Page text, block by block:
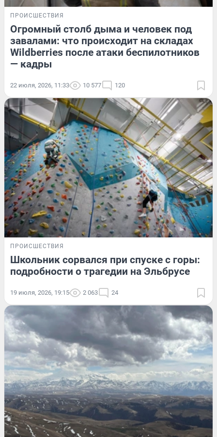
ПРОИСШЕСТВИЯ
Огромный столб дыма и человек под
завалами: что происходит на складах
Wildberries после атаки беспилотников
— кадры
22 июля, 2026, 11:33 10 577 120
ПРОИСШЕСТВИЯ
Школьник сорвался при спуске с горы:
подробности о трагедии на Эльбрусе
19 июля, 2026, 19:15 2 063 24